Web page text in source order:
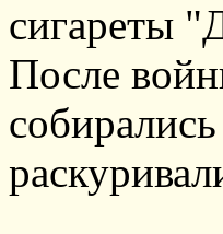
сигареты
После